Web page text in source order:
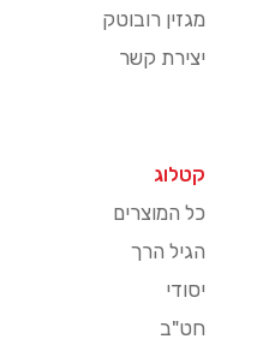
מגזין רובוטק
יצירת קשר
קטלוג
כל המוצרים
הגיל הרך
יסודי
חט"ב